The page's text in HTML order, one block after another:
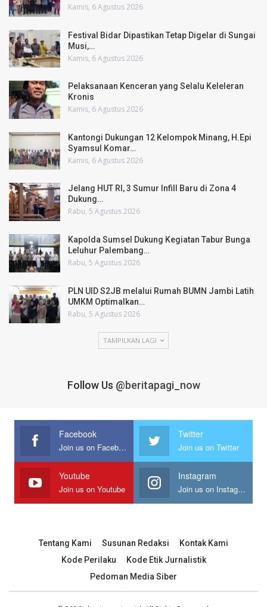
Kamis, 6 Agustus 2026
Festival Bidar Dipastikan Tetap Digelar di Sungai
Musi,…
Kamis, 6 Agustus 2026
Pelaksanaan Kenceran yang Selalu Keleleran
Kronis
Kamis, 6 Agustus 2026
Kantongi Dukungan 12 Kelompok Minang, H.Epi
Syamsul Komar…
Kamis, 6 Agustus 2026
Jelang HUT RI, 3 Sumur Infill Baru di Zona 4
Dukung…
Rabu, 5 Agustus 2026
Kapolda Sumsel Dukung Kegiatan Tabur Bunga
Leluhur Palembang…
Rabu, 5 Agustus 2026
PLN UID S2JB melalui Rumah BUMN Jambi Latih
UMKM Optimalkan…
Rabu, 5 Agustus 2026
TAMPILKAN LAGI
Follow Us @beritapagi_now
Facebook
Join us on Facebook
Twitter
Join us on Twitter
Youtube
Join us on Youtube
Instagram
Join us on Instagram
Tentang Kami Susunan Redaksi
Kontak Kami
Kode Perilaku
Kode Etik Jurnalistik
Pedoman Media Siber